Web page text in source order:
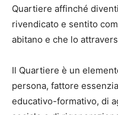
Quartiere affinché
rivendicato e sentito
abitano e che lo
Il Quartiere è un
persona, fattore
educativo-formativo, di